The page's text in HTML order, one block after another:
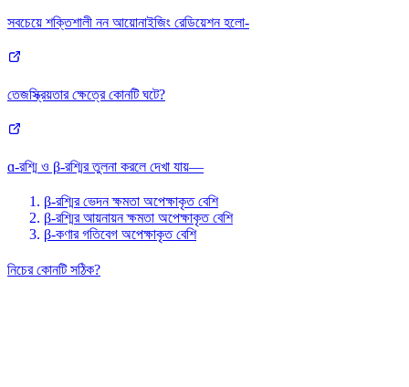
সবচেয়ে শক্তিশালী নন আয়োনাইজিং রেডিয়েশন হলো-
তেজস্ক্রিয়তার ক্ষেত্রে কোনটি ঘটে?
ɑ-রশ্মি ও β-রশ্মির তুলনা করলে দেখা যায়—
β-রশ্মির ভেদন ক্ষমতা অপেক্ষাকৃত বেশি
β-রশ্মির আয়নায়ন ক্ষমতা অপেক্ষাকৃত বেশি
β-কণার গতিবেগ অপেক্ষাকৃত বেশি
নিচের কোনটি সঠিক?